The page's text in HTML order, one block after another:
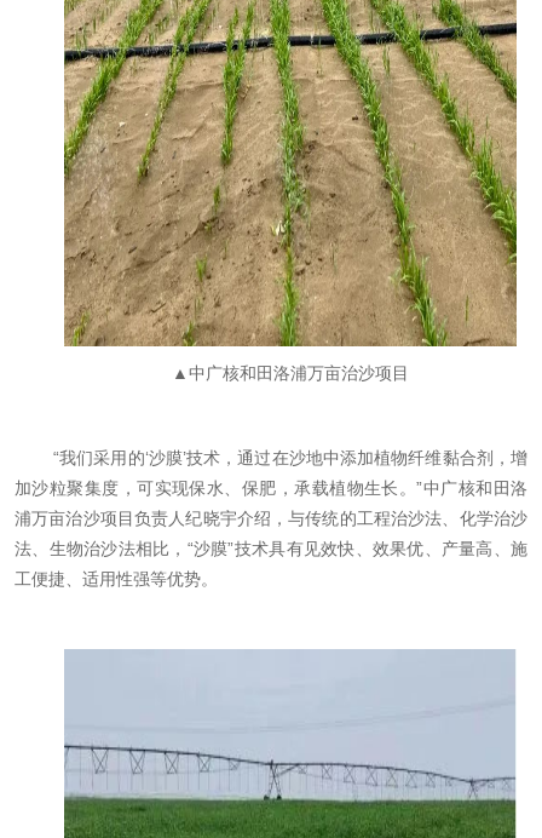
▲中广核和田洛浦万亩治沙项目
“我们采用的‘沙膜’技术，通过在沙地中添加植物纤维黏合剂，增
加沙粒聚集度，可实现保水、保肥，承载植物生长。”中广核和田洛
浦万亩治沙项目负责人纪晓宇介绍，与传统的工程治沙法、化学治沙
法、生物治沙法相比，“沙膜”技术具有见效快、效果优、产量高、施
工便捷、适用性强等优势。